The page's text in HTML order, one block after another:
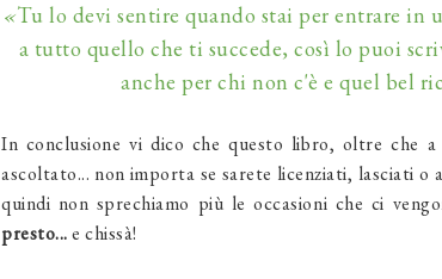
«Tu lo devi sentire quando stai per entrare in
a tutto quello che ti succede, così lo puoi
anche per chi non c'è e quel bel
In conclusione vi dico che questo libro, oltre che a
ascoltato... non importa se sarete licenziati, lasciati o
quindi non sprechiamo più le occasioni che ci
presto...e chissà!